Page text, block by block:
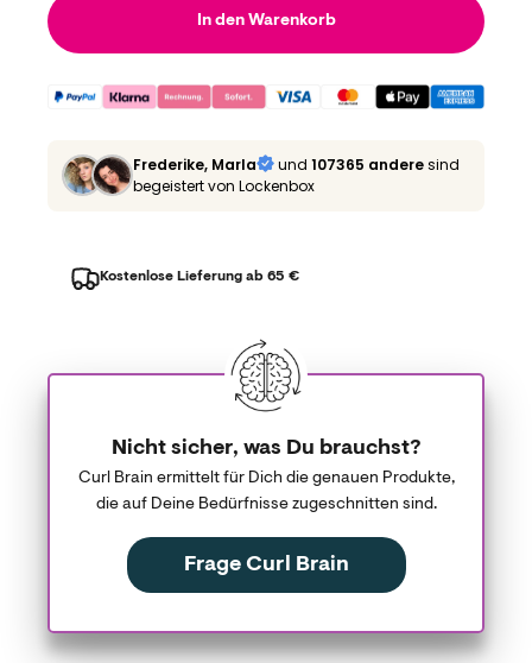
In den Warenkorb
Frederike, Marla und 107365 anderesind
begeistert von Lockenbox
Kostenlose Lieferung ab 65 €
Nicht sicher, was Du brauchst?
Curl Brain ermittelt für Dich die genauen Produkte,
die auf Deine Bedürfnisse zugeschnitten sind.
Frage Curl Brain